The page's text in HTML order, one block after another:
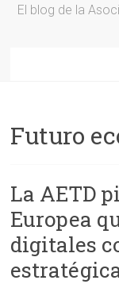
El blog de la
Futuro
La AETD
Europea
digitales